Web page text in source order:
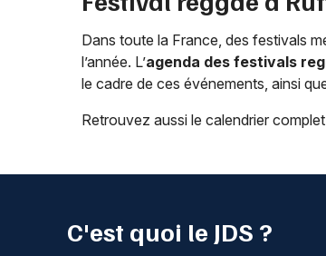
Dans toute la France, des festivals
l’année. L’agenda des festivals
le cadre de ces événements, ainsi
Retrouvez aussi le calendrier
C'est quoi le JDS ?